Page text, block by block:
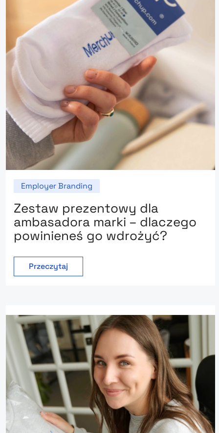
Employer Branding
Zestaw prezentowy dla
ambasadora marki – dlaczego
powinieneś go wdrożyć?
Przeczytaj